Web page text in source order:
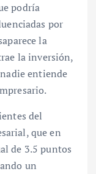
podría
por
la
la inversión,
entiende
del
que en
de 3.5 puntos
un